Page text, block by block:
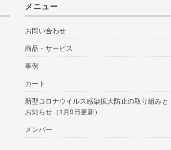
メニュー
お問い合わせ
商品・サービス
事例
カート
新型コロナウイルス感染拡大防止の取り組みと
お知らせ（1月9日更新）
メンバー